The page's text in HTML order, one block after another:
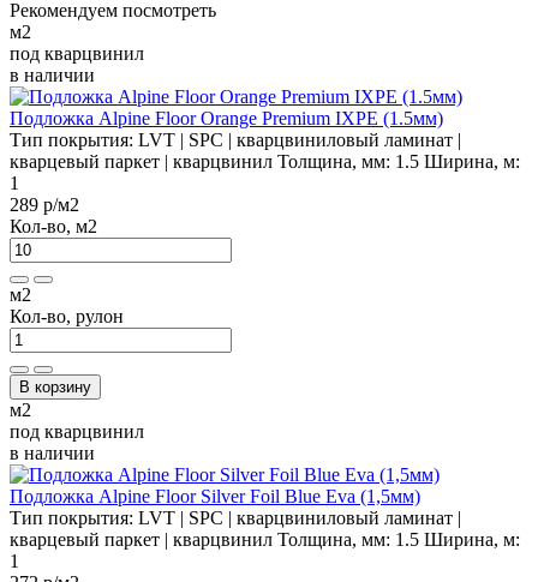
Рекомендуем посмотреть
м2
под кварцвинил
в наличии
Подложка Alpine Floor Orange Premium IXPE (1.5мм)
Тип покрытия: LVT | SPC | кварцвиниловый ламинат |
кварцевый паркет | кварцвинил Толщина, мм: 1.5 Ширина, м:
1
289 р/м2
Кол-во, м2
м2
Кол-во, рулон
В корзину
м2
под кварцвинил
в наличии
Подложка Alpine Floor Silver Foil Blue Eva (1,5мм)
Тип покрытия: LVT | SPC | кварцвиниловый ламинат |
кварцевый паркет | кварцвинил Толщина, мм: 1.5 Ширина, м:
1